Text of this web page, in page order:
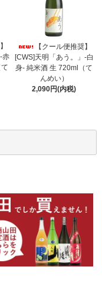
赤
【クール便推奨】
[CWS]天明「あう。」-白
身- 純米酒 生 720ml（て
んめい）
2,090円(内税)